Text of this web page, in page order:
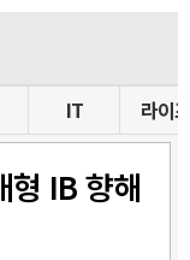
IT 라이프
형 IB 향해